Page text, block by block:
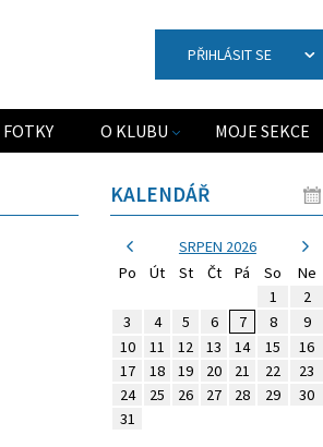
PŘIHLÁSIT SE
FOTKY O KLUBU MOJE SEKCE
KALENDÁŘ
SRPEN 2026
Po
Út St Čt Pá So
Ne
1
2
3
4 5 6 7 8
9
10
11 12 13 14 15
16
17
18 19 20 21 22
23
24
25 26 27 28 29
30
31